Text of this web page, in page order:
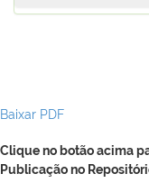
Baixar PDF
Clique no botão acima
Publicação no